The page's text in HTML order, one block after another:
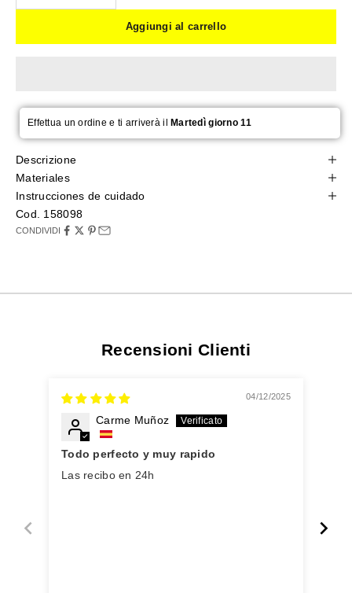
Aggiungi al carrello
Effettua un ordine e ti arriverà ilMartedì giorno 11
Descrizione
Materiales
Instrucciones de cuidado
Cod. 158098
CONDIVIDI
Recensioni Clienti
04/12/2025
Carme Muñoz
Todo perfecto y muy rapido
Las recibo en 24h